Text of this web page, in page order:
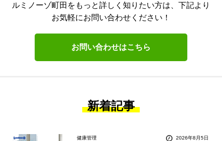
ルミノーゾ町田をもっと詳しく知りたい方は、 下記より
お気軽にお問い合わせください！
お問い合わせはこちら
新着記事
健康管理 2026年8月5日